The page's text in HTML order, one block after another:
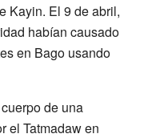
Kayin. El 9 de abril,
habían causado
en Bago usando
de una
el Tatmadaw en